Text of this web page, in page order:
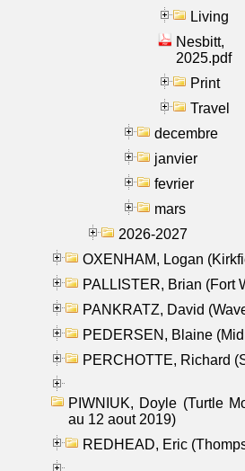
Living
Nesbitt,
2025.pdf
Print
Travel
decembre
janvier
fevrier
mars
2026-2027
OXENHAM, Logan
PALLISTER, Brian (Fort
PANKRATZ, David
PEDERSEN, Blaine
PERCHOTTE, Richard
PIWNIUK, Doyle (Turtle
au 12 aout 2019)
REDHEAD, Eric